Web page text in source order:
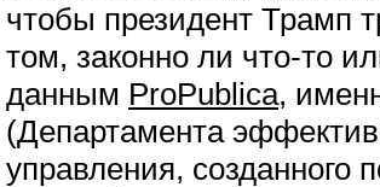
чтобы президент Трамп
том, законно ли что-то
данным ProPublica,
(Департамента
управления, созданного